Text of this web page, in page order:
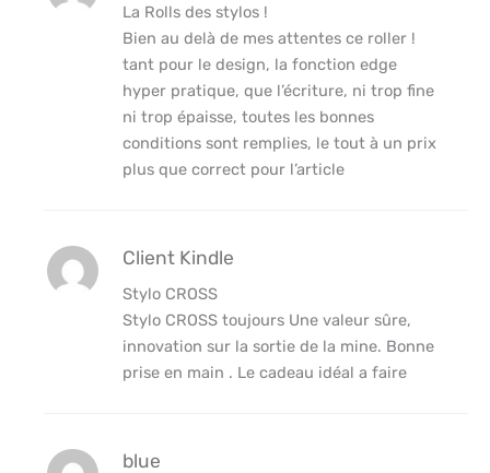
La Rolls des stylos !
Bien au delà de mes attentes ce roller !
tant pour le design, la fonction edge
hyper pratique, que l’écriture, ni trop fine
ni trop épaisse, toutes les bonnes
conditions sont remplies, le tout à un prix
plus que correct pour l’article
Client Kindle
Stylo CROSS
Stylo CROSS toujours Une valeur sûre,
innovation sur la sortie de la mine. Bonne
prise en main . Le cadeau idéal a faire
blue